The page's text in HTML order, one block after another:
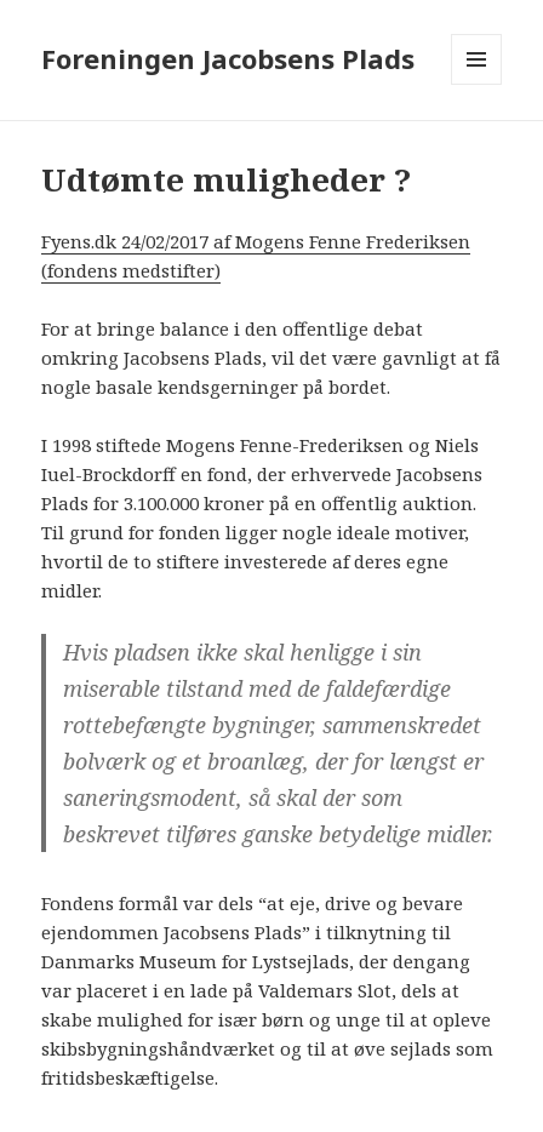
Foreningen Jacobsens Plads
Udtømte muligheder ?
Fyens.dk 24/02/2017 af Mogens Fenne Frederiksen
(fondens medstifter)
For at bringe balance i den offentlige debat
omkring Jacobsens Plads, vil det være gavnligt at få
nogle basale kendsgerninger på bordet.
I 1998 stiftede Mogens Fenne-Frederiksen og Niels
Iuel-Brockdorff en fond, der erhvervede Jacobsens
Plads for 3.100.000 kroner på en offentlig auktion.
Til grund for fonden ligger nogle ideale motiver,
hvortil de to stiftere investerede af deres egne
midler.
Hvis pladsen ikke skal henligge i sin
miserable tilstand med de faldefærdige
rottebefængte bygninger, sammenskredet
bolværk og et broanlæg, der for længst er
saneringsmodent, så skal der som
beskrevet tilføres ganske betydelige midler.
Fondens formål var dels “at eje, drive og bevare
ejendommen Jacobsens Plads” i tilknytning til
Danmarks Museum for Lystsejlads, der dengang
var placeret i en lade på Valdemars Slot, dels at
skabe mulighed for især børn og unge til at opleve
skibsbygningshåndværket og til at øve sejlads som
fritidsbeskæftigelse.